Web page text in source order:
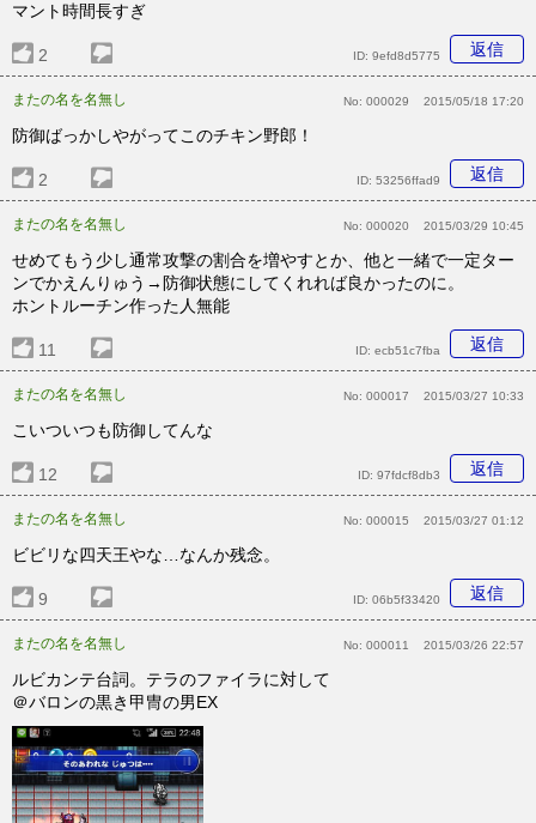
マント時間長すぎ
2 返信
ID: 9efd8d5775
またの名を名無し No: 000029 2015/05/18 17:20
防御ばっかしやがってこのチキン野郎！
2 返信
ID: 53256ffad9
またの名を名無し No: 000020 2015/03/29 10:45
せめてもう少し通常攻撃の割合を増やすとか、他と一緒で一定ター
ンでかえんりゅう→防御状態にしてくれれば良かったのに。
ホントルーチン作った人無能
11 返信
ID: ecb51c7fba
またの名を名無し No: 000017 2015/03/27 10:33
こいついつも防御してんな
12 返信
ID: 97fdcf8db3
またの名を名無し No: 000015 2015/03/27 01:12
ビビリな四天王やな…なんか残念。
9 返信
ID: 06b5f33420
またの名を名無し No: 000011 2015/03/26 22:57
ルビカンテ台詞。テラのファイラに対して
＠バロンの黒き甲冑の男EX